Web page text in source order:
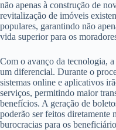
não apenas à construção de
revitalização de imóveis
populares, garantindo não
vida superior para os
Com o avanço da tecnologia,
um diferencial. Durante o
sistemas online e aplicativos
serviços, permitindo maior
benefícios. A geração de
poderão ser feitos
burocracias para os